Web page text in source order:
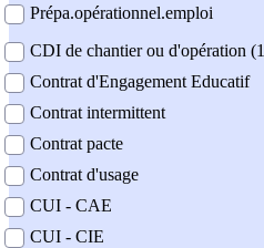
Prépa.opérationnel.emploi
CDI de chantier ou d'opération
Contrat d'Engagement Educatif
Contrat intermittent
Contrat pacte
Contrat d'usage
CUI - CAE
CUI - CIE